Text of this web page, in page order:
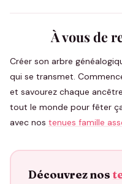
À vous de
Créer son arbre
qui se transmet.
et savourez chaque
tout le monde pour fêter
avec nos tenues famille
Découvrez nos